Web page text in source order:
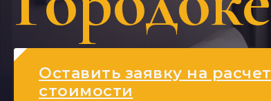
Оставить заявку на расчет
стоимости